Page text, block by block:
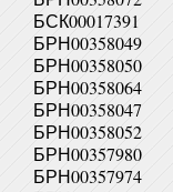
БСК00017391
БРН00358049
БРН00358050
БРН00358064
БРН00358047
БРН00358052
БРН00357980
БРН00357974